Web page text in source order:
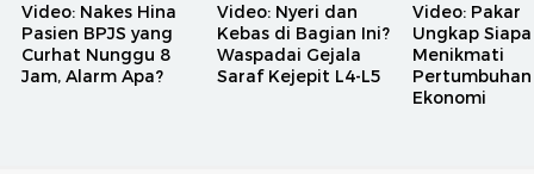
Video: Nakes Hina
Pasien BPJS yang
Curhat Nunggu 8
Jam, Alarm Apa?
Video: Nyeri dan
Kebas di Bagian Ini?
Waspadai Gejala
Saraf Kejepit L4-L5
Video: Pakar
Ungkap
Menikmati
Pertumbuhan
Ekonomi